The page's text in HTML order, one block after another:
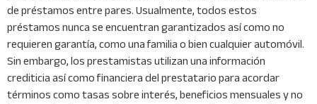
de préstamos entre pares. Usualmente, todos estos
préstamos nunca se encuentran garantizados así­ como no
requieren garantía, como una familia o bien cualquier automóvil.
Sin embargo, los prestamistas utilizan una información
crediticia así­ como financiera del prestatario para acordar
términos como tasas sobre interés, beneficios mensuales y no